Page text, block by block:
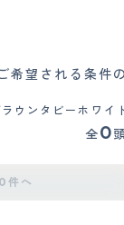
希望される条件
ラウンタビーホワイ
全0
件へ